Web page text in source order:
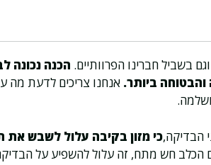
בשביל חברינו הפרוותיים. הכנה נכונה
ביותר. אנחנו צריכים לדעת מה
הבדיקה,כי מזון בקיבה עלול לשבש את
הכלב חש מתח, זה עלול להשפיע על